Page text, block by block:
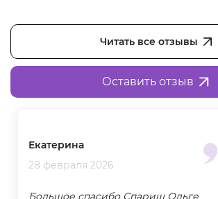
Читать все отзывы
Оставить отзыв
Екатерина
28 февраля 2026
Большое спасибо Спариш Ольге